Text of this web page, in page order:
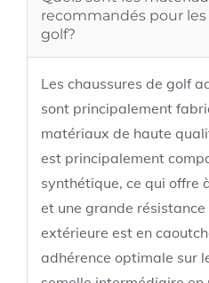
recommandés pour
golf?
Les chaussures de golf
sont principalement
matériaux de haute
est principalement
synthétique, ce qui offre
et une grande résistance
extérieure est en
adhérence optimale sur